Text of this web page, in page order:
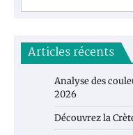
Articles récents
Analyse des
2026
Découvrez la